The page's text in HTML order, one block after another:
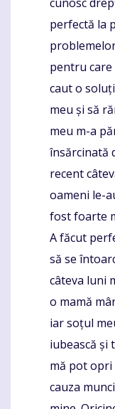
perfectă la
pentru
caut o
meu și să
meu m-a
însărcinată
recent
oameni le-
fost foarte
A făcut
să se
câteva luni
o mamă
iar soțul
iubească și
mă pot
cauza